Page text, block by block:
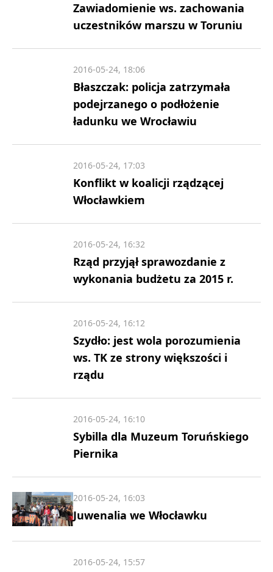
Zawiadomienie ws. zachowania
uczestników marszu w Toruniu
Błaszczak: policja zatrzymała
podejrzanego o podłożenie
ładunku we Wrocławiu
2016-05-24, 18:06
Konflikt w koalicji rządzącej
Włocławkiem
2016-05-24, 17:03
Rząd przyjął sprawozdanie z
wykonania budżetu za 2015 r.
2016-05-24, 16:32
Szydło: jest wola porozumienia
ws. TK ze strony większości i
rządu
2016-05-24, 16:12
Sybilla dla Muzeum Toruńskiego
Piernika
2016-05-24, 16:10
Juwenalia we Włocławku
2016-05-24, 16:03
2016-05-24, 15:57